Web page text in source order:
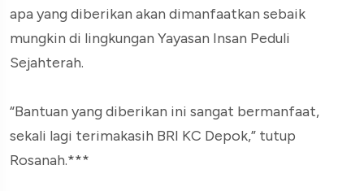
apa yang diberikan akan dimanfaatkan sebaik
mungkin di lingkungan Yayasan Insan Peduli
Sejahterah.
“Bantuan yang diberikan ini sangat bermanfaat,
sekali lagi terimakasih BRI KC Depok,” tutup
Rosanah.***